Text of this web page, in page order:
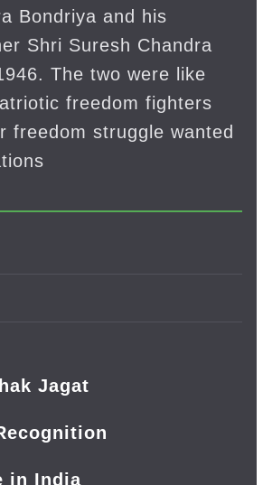
Bondriya and his
Shri Suresh Chandra
The two were like
freedom fighters
freedom struggle wanted
Jagat
in India